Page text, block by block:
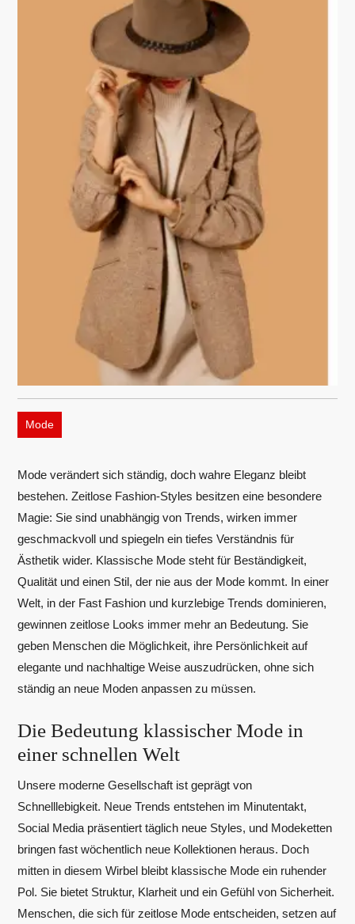
Mode
Mode verändert sich ständig, doch wahre Eleganz bleibt
bestehen. Zeitlose Fashion-Styles besitzen eine besondere
Magie: Sie sind unabhängig von Trends, wirken immer
geschmackvoll und spiegeln ein tiefes Verständnis für
Ästhetik wider. Klassische Mode steht für Beständigkeit,
Qualität und einen Stil, der nie aus der Mode kommt. In einer
Welt, in der Fast Fashion und kurzlebige Trends dominieren,
gewinnen zeitlose Looks immer mehr an Bedeutung. Sie
geben Menschen die Möglichkeit, ihre Persönlichkeit auf
elegante und nachhaltige Weise auszudrücken, ohne sich
ständig an neue Moden anpassen zu müssen.
Die Bedeutung klassischer Mode in
einer schnellen Welt
Unsere moderne Gesellschaft ist geprägt von
Schnelllebigkeit. Neue Trends entstehen im Minutentakt,
Social Media präsentiert täglich neue Styles, und Modeketten
bringen fast wöchentlich neue Kollektionen heraus. Doch
mitten in diesem Wirbel bleibt klassische Mode ein ruhender
Pol. Sie bietet Struktur, Klarheit und ein Gefühl von Sicherheit.
Menschen, die sich für zeitlose Mode entscheiden, setzen auf